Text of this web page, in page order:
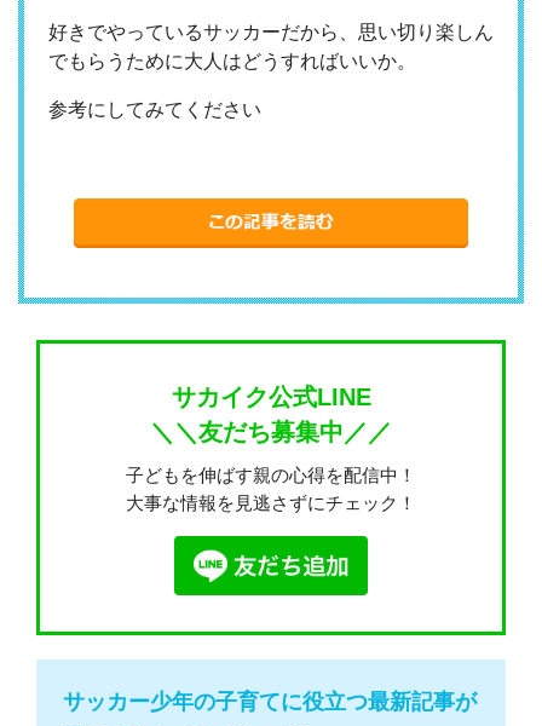
好きでやっているサッカーだから、思い切り楽しん
でもらうために大人はどうすればいいか。
参考にしてみてください
サカイク公式LINE
＼＼友だち募集中／／
子どもを伸ばす親の心得を配信中！
大事な情報を見逃さずにチェック！
サッカー少年の子育てに役立つ最新記事が